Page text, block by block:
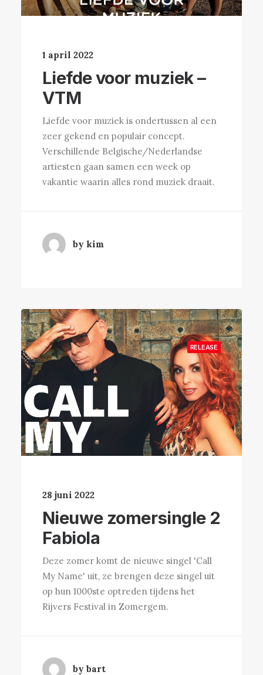
1 april 2022
Liefde voor muziek –
VTM
Liefde voor muziek is ondertussen al een
zeer gekend en populair concept.
Verschillende Belgische/Nederlandse
artiesten gaan samen een week op
vakantie waarin alles rond muziek draait.
by kim
RELEASE
28 juni 2022
Nieuwe zomersingle 2
Fabiola
Deze zomer komt de nieuwe singel 'Call
My Name' uit, ze brengen deze singel uit
op hun 1000ste optreden tijdens het
Rijvers Festival in Zomergem.
by bart